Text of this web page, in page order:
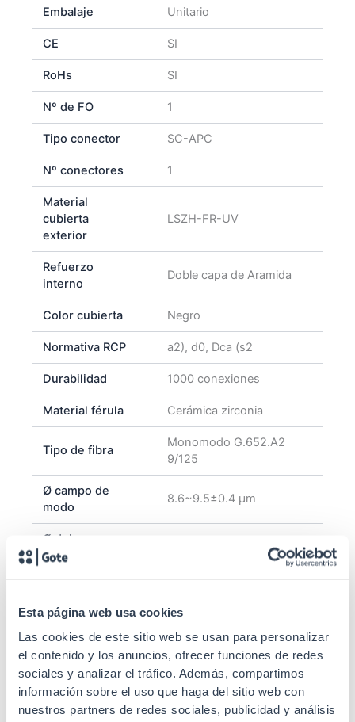
Esta página web usa cookies
Las cookies de este sitio web se usan para personalizar
el contenido y los anuncios, ofrecer funciones de redes
sociales y analizar el tráfico. Además, compartimos
información sobre el uso que haga del sitio web con
nuestros partners de redes sociales, publicidad y análisis
Embalaje Unitario
CE SI
RoHs SI
Nº de FO 1
Tipo conector SC-APC
Nº conectores 1
Material
cubierta
exterior
LSZH-FR-UV
Refuerzo
interno
Doble capa de Aramida
Color cubierta Negro
Normativa RCP a2), d0, Dca (s2
Durabilidad 1000 conexiones
Material férula Cerámica zirconia
Tipo de fibra
Monomodo G.652.A2
9/125
Ø campo de
modo
8.6~9.5±0.4 μm
Ø del
revestimiento
concentridad
revestimiento
Ø del
revestimiento
245±10 µm
No circularidad
revest.
≤6%